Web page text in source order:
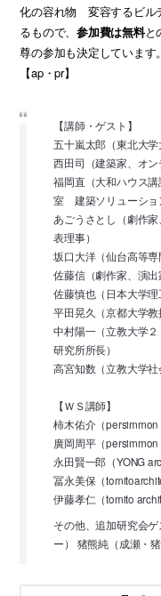
化の容れ物 変容するビル
るもので、参加費は無料と
尊の参加も決定しています
【ap・pr】
【講師・ゲスト】
五十嵐太郎（東北大学
西田司（建築家、オン
福岡直（大和ハウス
室 建築ソリューショ
あごうさとし（劇作
表理事）
坂口大洋（仙台高等専
佐藤信（劇作家、演出
佐藤慎也（日本大学理
平田晃久（京都大学教
中村陽一（立教大学
研究所所長）
高宮知数（立教大学社
【ＷＳ講師】
柿木佑介（persimmon
廣岡周平（persimmon
永田賢一郎（YONG
冨永美保（
伊藤孝仁（tomito
その他、追加研究会
ー） 猪熊純（成瀬・